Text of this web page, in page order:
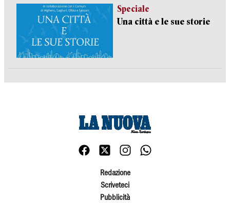
Speciale
Una città e le sue storie
Redazione
Scriveteci
Pubblicità